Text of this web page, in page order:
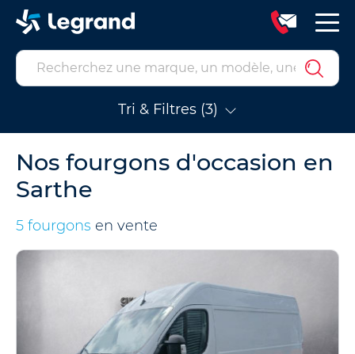
Tri & Filtres (3)
Nos fourgons d'occasion en
Sarthe
5 fourgons en vente